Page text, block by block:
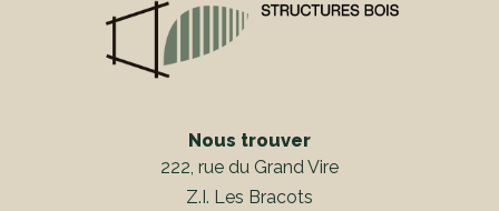
Nous trouver
222, rue du Grand Vire
Z.I. Les Bracots